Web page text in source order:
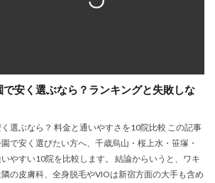
安く選ぶなら？ランキングと失敗しな
選ぶなら？ 料金と通いやすさを10院比較 この記事
で安く選びたい方へ、千歳烏山・桜上水・笹塚・
やすい10院を比較します。 結論からいうと、ワキ
の皮膚科、全身脱毛やVIOは新宿方面の大手も含め